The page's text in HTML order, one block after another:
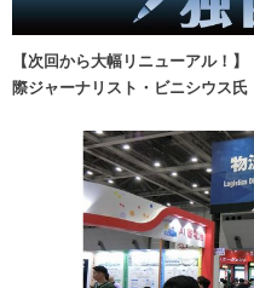
【次回から大幅リニューアル！
際ジャーナリスト・ビニシウス氏